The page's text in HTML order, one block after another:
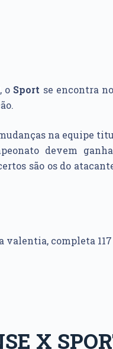
o Sport se encontra
na equipe
devem
são os do
valentia, completa 117
X